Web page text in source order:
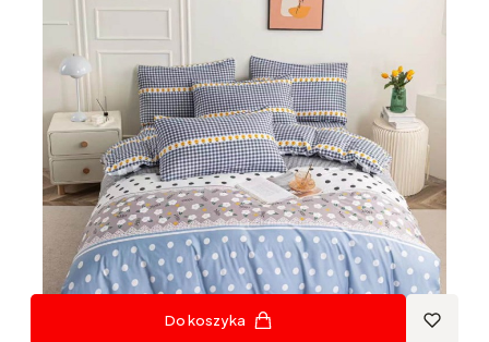
Do koszyka